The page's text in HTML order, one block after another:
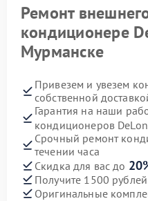
Ремонт
кондиционере
Мурманске
Привезем и увезем
собственной
Гарантия на наши
кондиционеров
Срочный ремонт
течении часа
Скидка для вас до
Получите 1500
Оригинальные